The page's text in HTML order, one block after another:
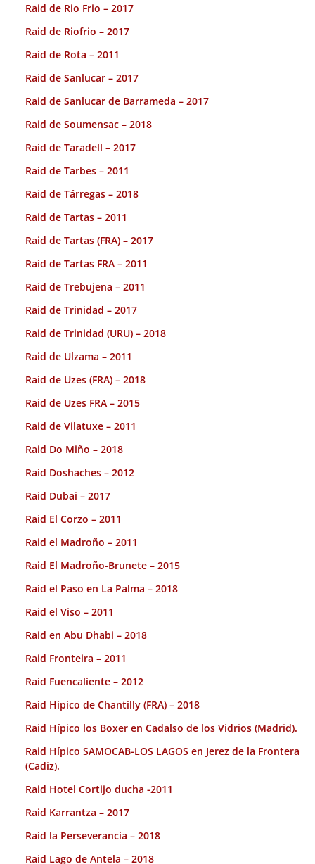
Raid de Rio Frio – 2017
Raid de Riofrio – 2017
Raid de Rota – 2011
Raid de Sanlucar – 2017
Raid de Sanlucar de Barrameda – 2017
Raid de Soumensac – 2018
Raid de Taradell – 2017
Raid de Tarbes – 2011
Raid de Tárregas – 2018
Raid de Tartas – 2011
Raid de Tartas (FRA) – 2017
Raid de Tartas FRA – 2011
Raid de Trebujena – 2011
Raid de Trinidad – 2017
Raid de Trinidad (URU) – 2018
Raid de Ulzama – 2011
Raid de Uzes (FRA) – 2018
Raid de Uzes FRA – 2015
Raid de Vilatuxe – 2011
Raid Do Miño – 2018
Raid Doshaches – 2012
Raid Dubai – 2017
Raid El Corzo – 2011
Raid el Madroño – 2011
Raid El Madroño-Brunete – 2015
Raid el Paso en La Palma – 2018
Raid el Viso – 2011
Raid en Abu Dhabi – 2018
Raid Fronteira – 2011
Raid Fuencaliente – 2012
Raid Hípico de Chantilly (FRA) – 2018
Raid Hípico los Boxer en Cadalso de los Vidrios (Madrid).
Raid Hípico SAMOCAB-LOS LAGOS en Jerez de la Frontera
(Cadiz).
Raid Hotel Cortijo ducha -2011
Raid Karrantza – 2017
Raid la Perseverancia – 2018
Raid Lago de Antela – 2018